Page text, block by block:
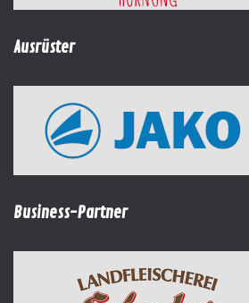
Ausrüster
Business-Partner